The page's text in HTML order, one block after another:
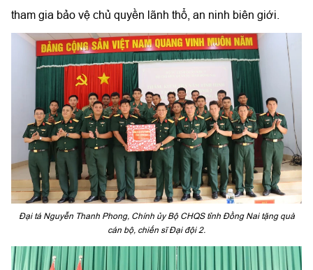
tham gia bảo vệ chủ quyền lãnh thổ, an ninh biên giới.
Đại tá Nguyễn Thanh Phong, Chính ủy Bộ CHQS tỉnh Đồng Nai tặng quà
cán bộ, chiến sĩ Đại đội 2.